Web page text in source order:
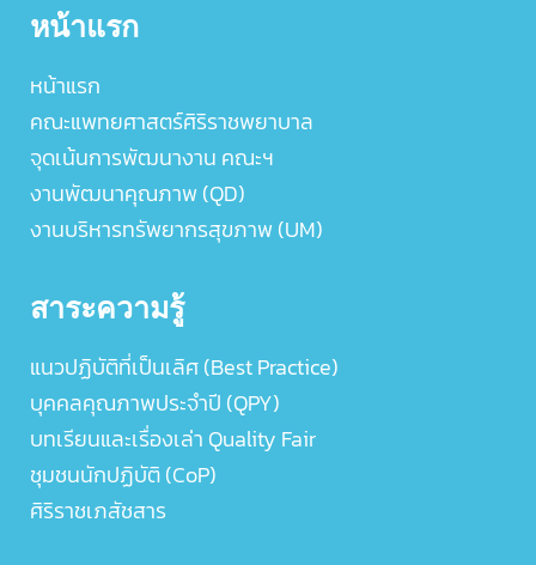
หน้าแรก
หน้าแรก
คณะแพทยศาสตร์ศิริราชพยาบาล
จุดเน้นการพัฒนางาน คณะฯ
งานพัฒนาคุณภาพ (QD)
งานบริหารทรัพยากรสุขภาพ (UM)
สาระความรู้
แนวปฏิบัติที่เป็นเลิศ (Best Practice)
บุคคลคุณภาพประจำปี (QPY)
บทเรียนและเรื่องเล่า Quality Fair
ชุมชนนักปฏิบัติ (CoP)
ศิริราชเภสัชสาร